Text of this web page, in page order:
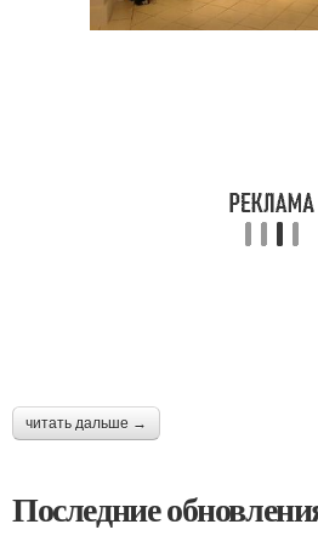
читать дальше →
Последние